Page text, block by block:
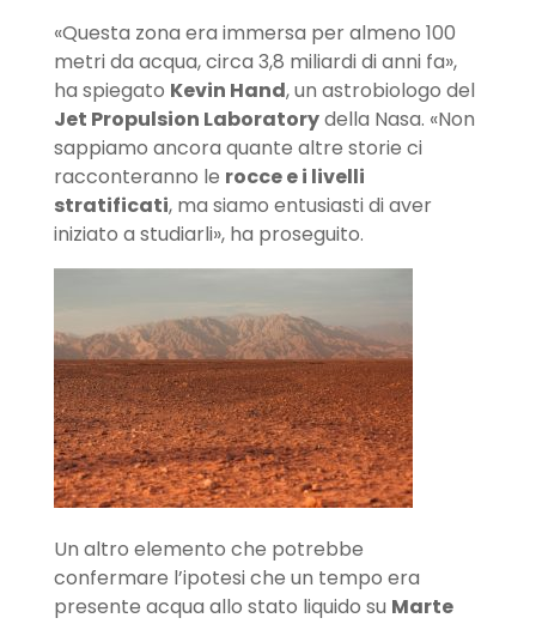
«Questa zona era immersa per almeno 100
metri da acqua, circa 3,8 miliardi di anni fa»,
ha spiegato Kevin Hand, un astrobiologo del
Jet Propulsion Laboratorydella Nasa. «Non
sappiamo ancora quante altre storie ci
racconteranno le rocce e i livelli
stratificati, ma siamo entusiasti di aver
iniziato a studiarli», ha proseguito.
Un altro elemento che potrebbe
confermare l’ipotesi che un tempo era
presente acqua allo stato liquido su Marte